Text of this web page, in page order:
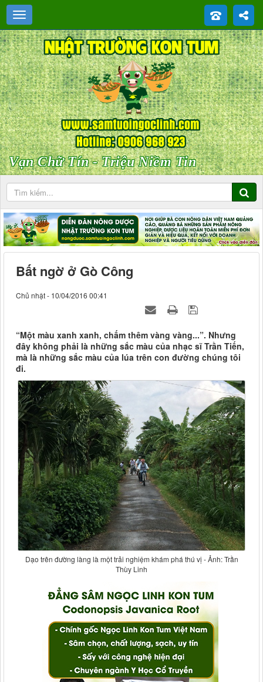
Vạn Chữ Tín - Triệu Niềm Tin
Bất ngờ ở Gò Công
Chủ nhật - 10/04/2016 00:41
“Một màu xanh xanh, chấm thêm vàng vàng...”. Nhưng
đây không phải là những sắc màu của nhạc sĩ Trần Tiến,
mà là những sắc màu của lúa trên con đường chúng tôi
đi.
Dạo trên đường làng là một trải nghiệm khám phá thú vị - Ảnh: Trần
Thùy Linh